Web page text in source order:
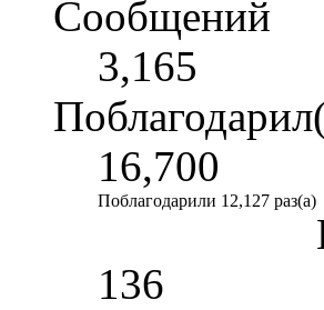
Сообщений
3,165
16,700
Поблагодарили 12,127 раз(а)
136